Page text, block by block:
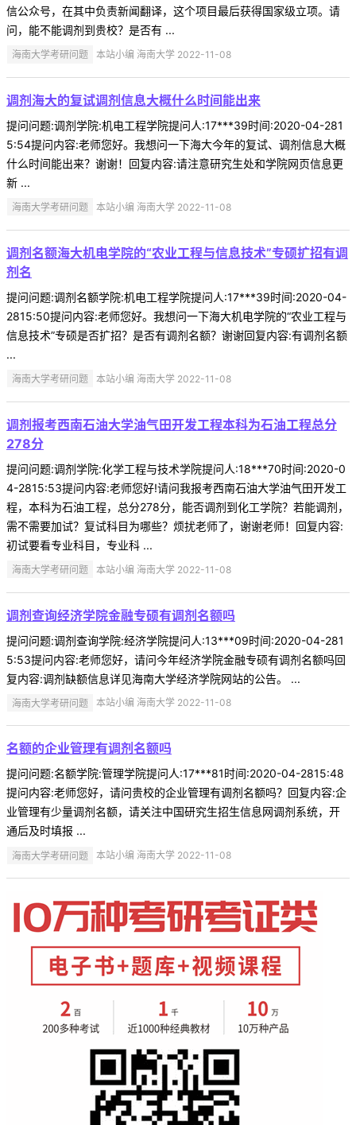
信公众号，在其中负责新闻翻译，这个项目最后获得国家级立项。请
问，能不能调剂到贵校？是否有 ...
海南大学考研问题 本站小编 海南大学 2022-11-08
调剂海大的复试调剂信息大概什么时间能出来
提问问题:调剂学院:机电工程学院提问人:17***39时间:2020-04-281
5:54提问内容:老师您好。我想问一下海大今年的复试、调剂信息大概
什么时间能出来？谢谢！回复内容:请注意研究生处和学院网页信息更
新 ...
海南大学考研问题 本站小编 海南大学 2022-11-08
调剂名额海大机电学院的“农业工程与信息技术”专硕扩招有调
剂名
提问问题:调剂名额学院:机电工程学院提问人:17***39时间:2020-04-
2815:50提问内容:老师您好。我想问一下海大机电学院的“农业工程与
信息技术”专硕是否扩招？是否有调剂名额？谢谢回复内容:有调剂名额
...
海南大学考研问题 本站小编 海南大学 2022-11-08
调剂报考西南石油大学油气田开发工程本科为石油工程总分
278分
提问问题:调剂学院:化学工程与技术学院提问人:18***70时间:2020-0
4-2815:53提问内容:老师您好!请问我报考西南石油大学油气田开发工
程，本科为石油工程，总分278分，能否调剂到化工学院？若能调剂，
需不需要加试？复试科目为哪些？烦扰老师了，谢谢老师！回复内容:
初试要看专业科目，专业科 ...
海南大学考研问题 本站小编 海南大学 2022-11-08
调剂查询经济学院金融专硕有调剂名额吗
提问问题:调剂查询学院:经济学院提问人:13***09时间:2020-04-281
5:53提问内容:老师您好，请问今年经济学院金融专硕有调剂名额吗回
复内容:调剂缺额信息详见海南大学经济学院网站的公告。 ...
海南大学考研问题 本站小编 海南大学 2022-11-08
名额的企业管理有调剂名额吗
提问问题:名额学院:管理学院提问人:17***81时间:2020-04-2815:48
提问内容:老师您好，请问贵校的企业管理有调剂名额吗？回复内容:企
业管理有少量调剂名额，请关注中国研究生招生信息网调剂系统，开
通后及时填报 ...
海南大学考研问题 本站小编 海南大学 2022-11-08